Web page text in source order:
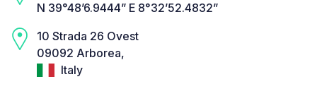
N 39°48’6.9444” E 8°32’52.4832”
10 Strada 26 Ovest
09092 Arborea,
Italy